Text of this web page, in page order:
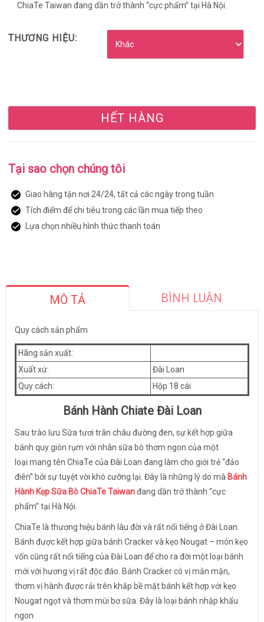
ChiaTe Taiwan đang dần trở thành “cực phẩm” tại Hà Nội.
THƯƠNG HIỆU:
HẾT HÀNG
Tại sao chọn chúng tôi
Giao hàng tận nơi 24/24, tất cả các ngày trong tuần
Tích điểm để chi tiêu trong các lần mua tiếp theo
Lựa chọn nhiều hình thức thanh toán
MÔ TẢ BÌNH LUẬN
Quy cách sản phẩm
Hãng sản xuất:
Xuất xứ:
Đài Loan
Quy cách:
Hộp 18 cái
Bánh Hành Chiate Đài Loan
Sau trào lưu Sữa tươi trân châu đường đen, sự kết hợp giữa
bánh quy giòn rụm với nhân sữa bò thơm ngon của một
loại mang tên ChiaTe của Đài Loan đang làm cho giới trẻ “đảo
điên” bởi sự tuyệt vời khó cưỡng lại. Đây là những lý do mà Bánh
Hành Kẹp Sữa Bò ChiaTe Taiwanđang dần trở thành “cực
phẩm” tại Hà Nội.
ChiaTe là thương hiệu bánh lâu đời và rất nổi tiếng ở Đài Loan.
Bánh được kết hợp giữa bánh Cracker và kẹo Nougat – món kẹo
vốn cũng rất nổi tiếng của Đài Loan để cho ra đời một loại bánh
mới với hương vị rất độc đáo. Bánh Cracker có vị mằn mặn,
thơm vị hành được rải trên khắp bề mặt bánh kết hợp với kẹo
Nougat ngọt và thơm mùi bơ sữa. Đây là loại bánh nhập khẩu
ngon